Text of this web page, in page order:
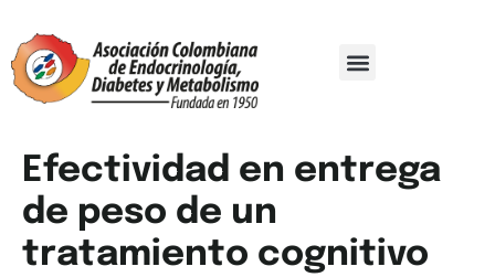
Efectividad en entrega
de peso de un
tratamiento cognitivo